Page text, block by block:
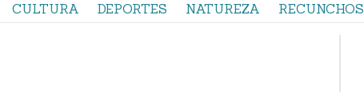
CULTURA DEPORTES NATUREZA RECUNCHOS